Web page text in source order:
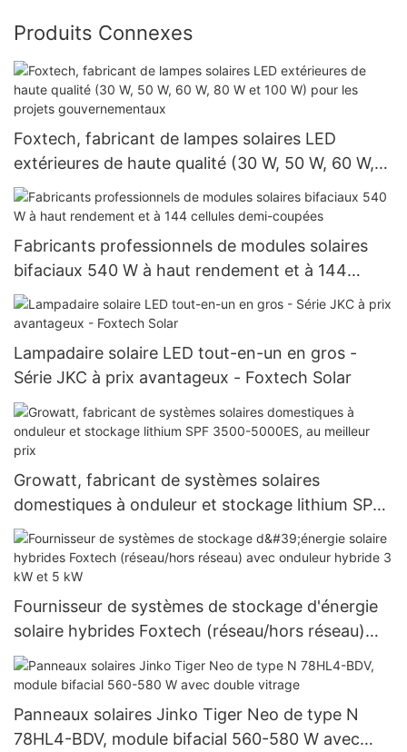
Produits Connexes
Foxtech, fabricant de lampes solaires LED
extérieures de haute qualité (30 W, 50 W, 60 W,
80 W et 100 W) pour les projets
gouvernementaux
Fabricants professionnels de modules solaires
bifaciaux 540 W à haut rendement et à 144
cellules demi-coupées
Lampadaire solaire LED tout-en-un en gros -
Série JKC à prix avantageux - Foxtech Solar
Growatt, fabricant de systèmes solaires
domestiques à onduleur et stockage lithium SPF
3500-5000ES, au meilleur prix
Fournisseur de systèmes de stockage d'énergie
solaire hybrides Foxtech (réseau/hors réseau)
avec onduleur hybride 3 kW et 5 kW
Panneaux solaires Jinko Tiger Neo de type N
78HL4-BDV, module bifacial 560-580 W avec